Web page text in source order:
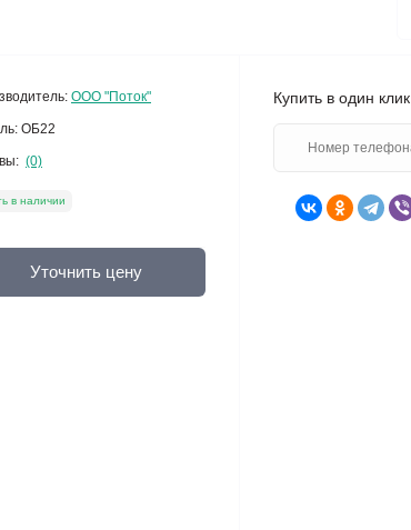
ООО "Поток"
ОБ22
(0)
в наличии
Уточнить цену
Купить в один клик